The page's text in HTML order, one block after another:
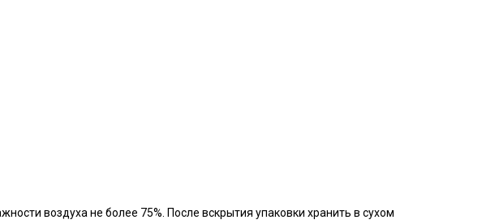
воздуха не более 75%. После вскрытия упаковки хранить в сухом